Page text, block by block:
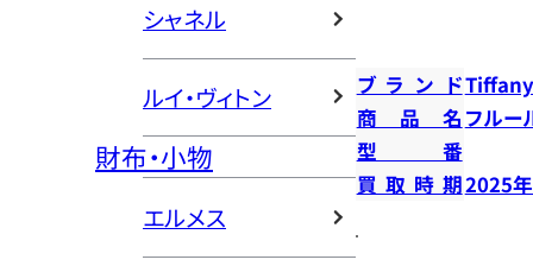
シャネル
ルイ・ヴィトン
財布・小物
エルメス
ブランド
商品名 フルー
型番
買取時期2025